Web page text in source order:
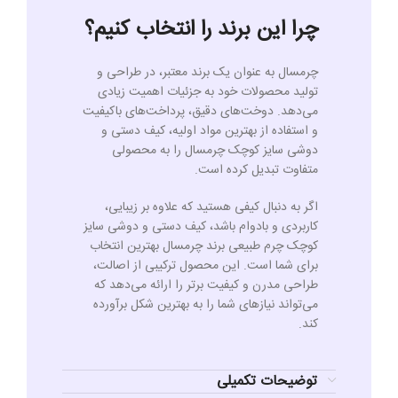
چرا این برند را انتخاب کنیم؟
چرمسال به عنوان یک برند معتبر، در طراحی و
تولید محصولات خود به جزئیات اهمیت زیادی
می‌دهد. دوخت‌های دقیق، پرداخت‌های باکیفیت
و استفاده از بهترین مواد اولیه، کیف دستی و
دوشی سایز کوچک چرمسال را به محصولی
متفاوت تبدیل کرده است.
اگر به دنبال کیفی هستید که علاوه بر زیبایی،
کاربردی و بادوام باشد، کیف دستی و دوشی سایز
کوچک چرم طبیعی برند چرمسال بهترین انتخاب
برای شما است. این محصول ترکیبی از اصالت،
طراحی مدرن و کیفیت برتر را ارائه می‌دهد که
می‌تواند نیازهای شما را به بهترین شکل برآورده
کند.
توضیحات تکمیلی